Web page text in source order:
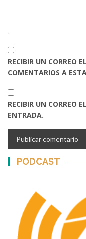
RECIBIR UN CORREO
COMENTARIOS A
RECIBIR UN CORREO
ENTRADA.
PODCAST